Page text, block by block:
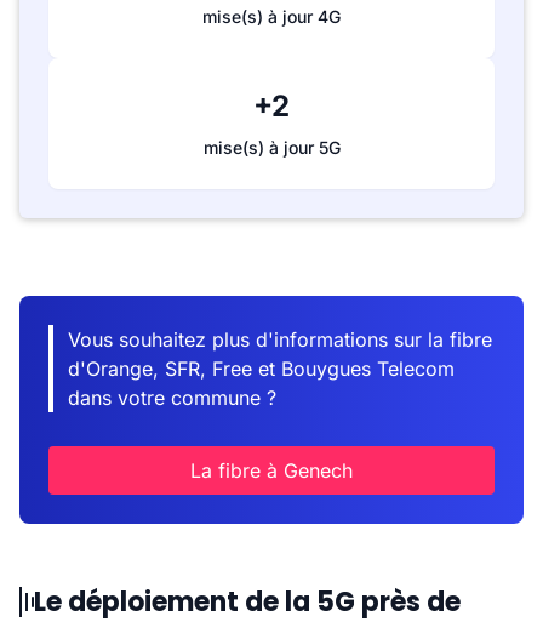
mise(s) à jour 4G
+2
mise(s) à jour 5G
Vous souhaitez plus d'informations sur la fibre
d'Orange, SFR, Free et Bouygues Telecom
dans votre commune ?
La fibre à Genech
Le déploiement de la 5G près de